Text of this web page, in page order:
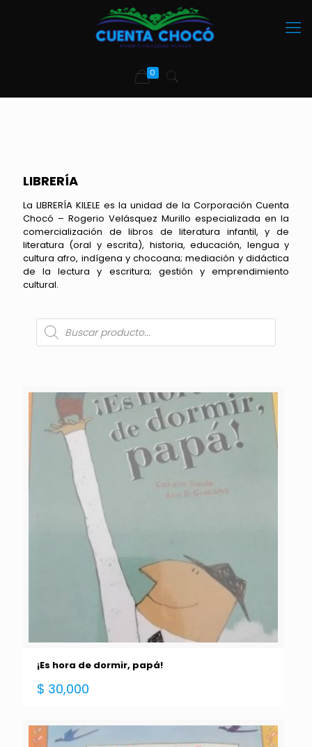
0
LIBRERÍA
La LIBRERÍA KILELE es la unidad de la Corporación Cuenta
Chocó – Rogerio Velásquez Murillo especializada en la
comercialización de libros de literatura infantil, y de
literatura (oral y escrita), historia, educación, lengua y
cultura afro, indígena y chocoana; mediación y didáctica
de la lectura y escritura; gestión y emprendimiento
cultural.
Búsqueda
de
productos
¡Es hora de dormir, papá!
$ 30,000